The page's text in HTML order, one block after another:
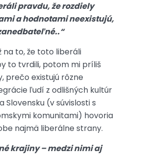
pravdu, že rozdiely
a hodnotami neexistujú,
na to, že toto liberáli
to tvrdili, potom mi príliš
prečo existujú rôzne
ľudí z odlišných kultúr
Slovensku (v súvislosti s
komunitami) hovoria
najmä liberálne strany.
krajiny – medzi nimi aj